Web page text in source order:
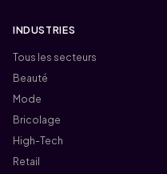
INDUSTRIES
Tous les secteurs
Beauté
Mode
Bricolage
High-Tech
Retail